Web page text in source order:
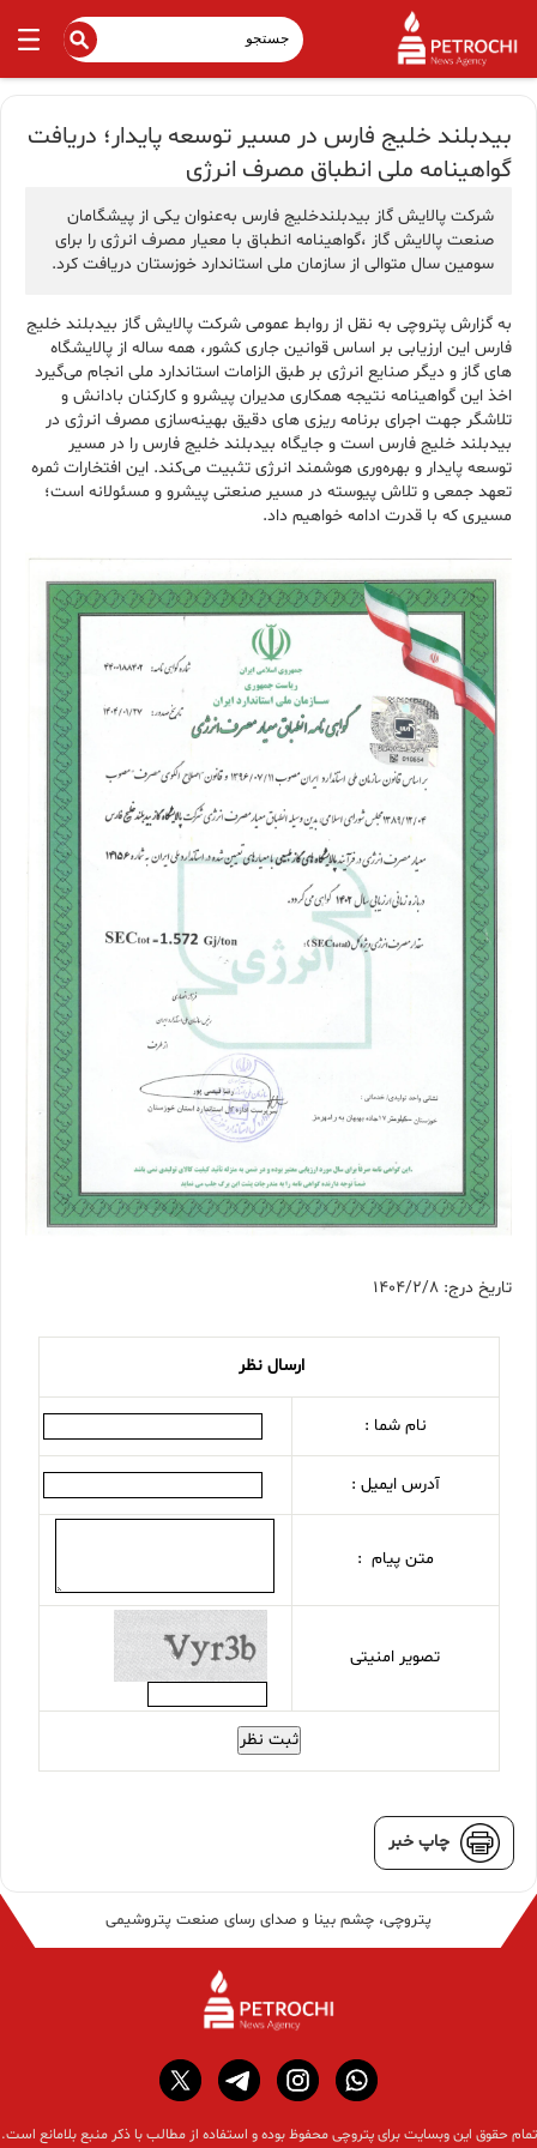
بیدبلند خلیج فارس در مسیر توسعه پایدار؛ دریافت
گواهینامه ملی انطباق مصرف انرژی
شرکت پالایش گاز بیدبلندخلیج فارس به‌عنوان یکی از پیشگامان
صنعت پالایش گاز ،گواهینامه انطباق با معیار مصرف انرژی را برای
سومین سال متوالی از سازمان ملی استاندارد خوزستان دریافت کرد.
به گزارش پتروچی به نقل از روابط عمومی شرکت پالایش گاز بیدبلند خلیج
فارس این ارزیابی بر اساس قوانین جاری کشور، همه ساله از پالایشگاه
های گاز و دیگر صنایع انرژی بر طبق الزامات استاندارد ملی انجام می‌گیرد
اخذ این گواهینامه نتیجه همکاری مدیران پیشرو و کارکنان بادانش و
تلاشگر جهت اجرای برنامه ریزی ‌های دقیق بهینه‌سازی مصرف انرژی در
بیدبلند خلیج فارس است و جایگاه بیدبلند خلیج فارس را در مسیر
توسعه پایدار و بهره‌وری هوشمند انرژی تثبیت می‌کند. این افتخارات ثمره
تعهد جمعی و تلاش پیوسته در مسیر صنعتی پیشرو و مسئولانه است؛
مسیری که با قدرت ادامه خواهیم داد.
تاریخ درج: 1404/2/8
ارسال نظر
نام شما :
آدرس ایمیل :
متن پیام :
تصویر امنیتی
ثبت نظر
چاپ خبر
پتروچی، چشم بینا و صدای رسای صنعت پتروشیمی
تمام حقوق این وبسایت برای پتروچی محفوظ بوده و استفاده از مطالب با ذکر منبع بلامانع است.